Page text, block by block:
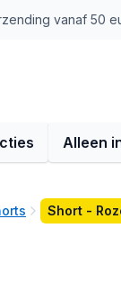
vanaf 50
Alleen
Short -